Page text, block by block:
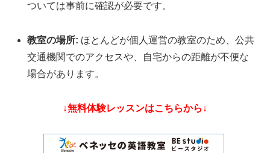
ついては事前に確認が必要です。
教室の場所: ほとんどが個人運営の教室のため、公共
交通機関でのアクセスや、自宅からの距離が不便な
場合があります。
↓無料体験レッスンはこちらから↓